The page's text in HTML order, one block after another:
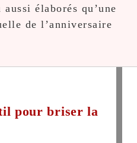
élaborés qu’une
de l’anniversaire
pour briser la